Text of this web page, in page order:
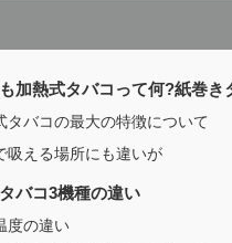
加熱式タバコって何?紙巻き
タバコの最大の特徴について
吸える場所にも違いが
バコ3機種の違い
度の違い